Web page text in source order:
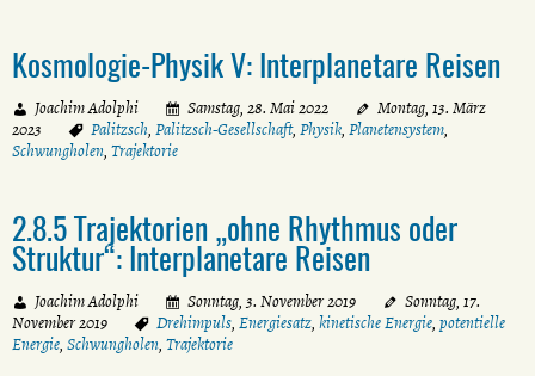
Kosmologie-Physik V: Interplanetare Reisen
Joachim Adolphi Samstag, 28. Mai 2022
Montag, 13. März
2023
Palitzsch, Palitzsch-Gesellschaft, Physik, Planetensystem,
Schwungholen, Trajektorie
2.8.5 Trajektorien „ohne Rhythmus oder
Struktur“: Interplanetare Reisen
Joachim Adolphi Sonntag, 3. November 2019
Sonntag, 17.
November 2019
Drehimpuls, Energiesatz, kinetische Energie, potentielle
Energie, Schwungholen, Trajektorie